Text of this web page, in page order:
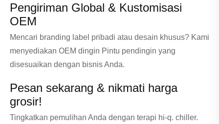
Pengiriman Global & Kustomisasi
OEM
Mencari branding label pribadi atau desain khusus? Kami
menyediakan OEM dingin Pintu pendingin yang
disesuaikan dengan bisnis Anda.
Pesan sekarang & nikmati harga
grosir!
Tingkatkan pemulihan Anda dengan terapi hi-q. chiller.